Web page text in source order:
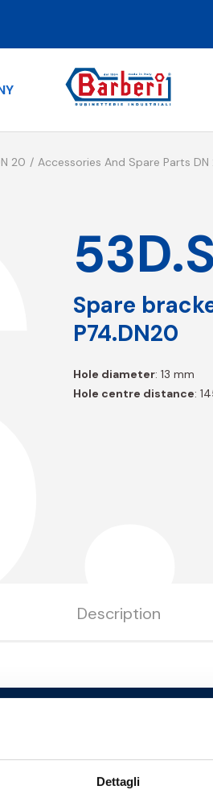
Dettagli
20 Accessories And Spare Parts DN
Spare
P74.DN20
Hole diameter: 13 mm
Hole centre distance:
Description